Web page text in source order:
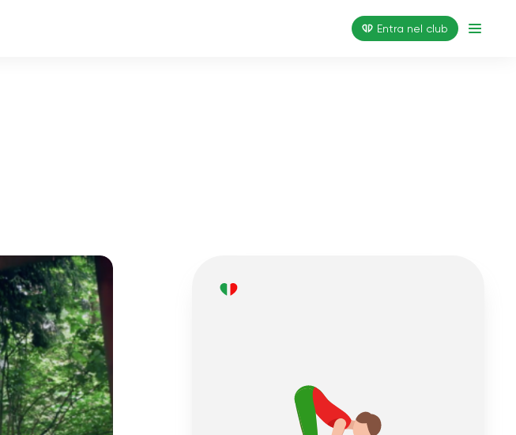
Entra nel club
01:44
01:27
01:34
05:00